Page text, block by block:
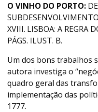
O VINHO DO PORTO:
XVIII. LISBOA: A REGRA
PÁGS. ILUST. B.
Um dos bons trabalhos
autora investiga o
quadro geral das
implementação das
1777.